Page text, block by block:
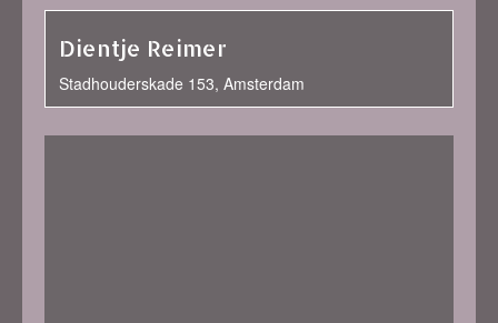
Dientje Reimer
Stadhouderskade 153, Amsterdam